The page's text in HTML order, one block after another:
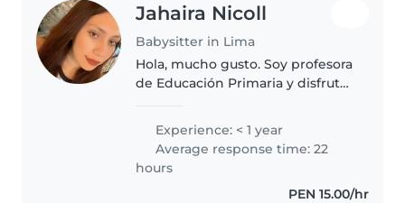
Jahaira Nicoll
Babysitter in Lima
Hola, mucho gusto. Soy profesora
de Educación Primaria y disfruto
una persona tranquila, paciente y
muy responsable. Mi objetivo..
Experience: < 1 year
Average response time: 22
hours
PEN 15.00/hr